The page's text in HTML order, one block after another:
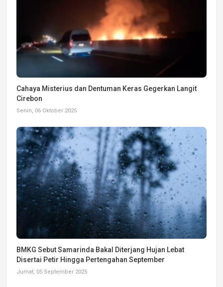
Cahaya Misterius dan Dentuman Keras Gegerkan Langit
Cirebon
Senin, 06 Oktober 2025
BMKG Sebut Samarinda Bakal Diterjang Hujan Lebat
Disertai Petir Hingga Pertengahan September
Jumat, 05 September 2025